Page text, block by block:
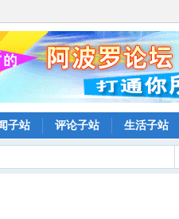
子站 评论子站 生活子站